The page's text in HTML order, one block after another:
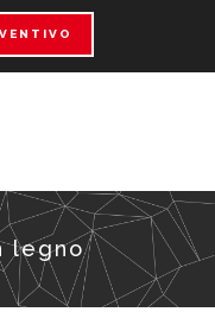
legno